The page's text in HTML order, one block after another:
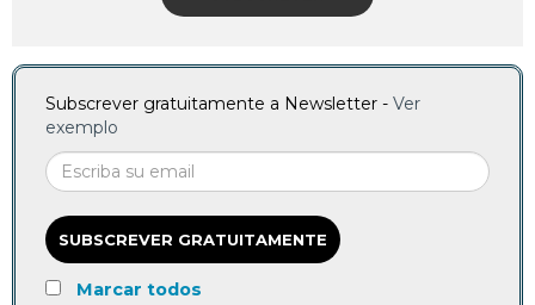
Subscrever gratuitamente a Newsletter - Ver
exemplo
SUBSCREVER GRATUITAMENTE
Marcar todos